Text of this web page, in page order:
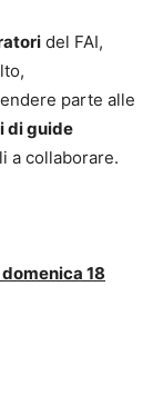
del FAI,
parte alle
di guide
a collaborare.
18